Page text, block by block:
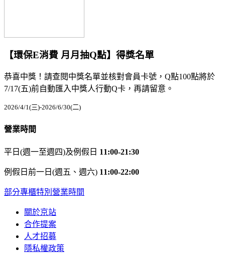
【環保E消費 月月抽Q點】得獎名單
恭喜中獎！請查閱中獎名單並核對會員卡號，Q點100點將於
7/17(五)前自動匯入中獎人行動Q卡，再請留意。
2026/4/1(三)-2026/6/30(二)
營業時間
平日(週一至週四)及例假日 11:00-21:30
例假日前一日(週五、週六) 11:00-22:00
部分專櫃特別營業時間
關於京站
合作提案
人才招募
隱私權政策